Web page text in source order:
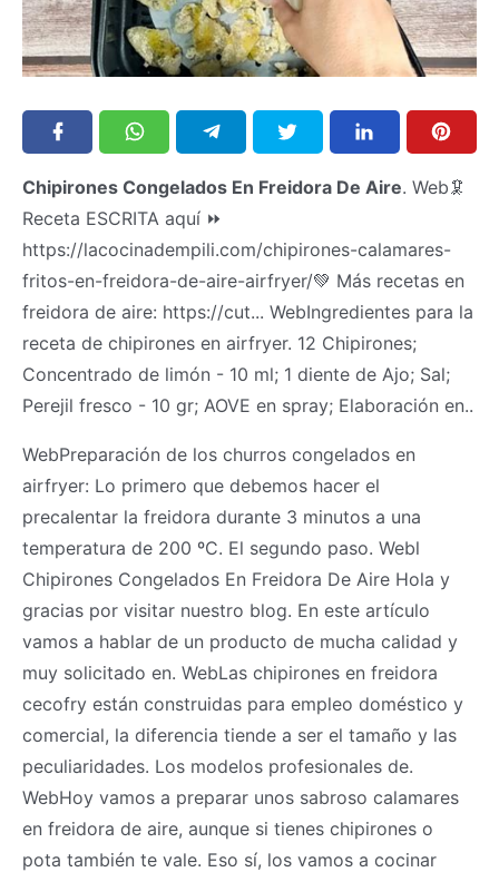
Chipirones Congelados En Freidora De Aire. Web🦑
Receta ESCRITA aquí ⏩
https://lacocinadempili.com/chipirones-calamares-
fritos-en-freidora-de-aire-airfryer/💚 Más recetas en
freidora de aire: https://cut... WebIngredientes para la
receta de chipirones en airfryer. 12 Chipirones;
Concentrado de limón - 10 ml; 1 diente de Ajo; Sal;
Perejil fresco - 10 gr; AOVE en spray; Elaboración en..
WebPreparación de los churros congelados en
airfryer: Lo primero que debemos hacer el
precalentar la freidora durante 3 minutos a una
temperatura de 200 ºC. El segundo paso. Webl
Chipirones Congelados En Freidora De Aire ️Hola y
gracias por visitar nuestro blog. En este artículo
vamos a hablar de un producto de mucha calidad y
muy solicitado en. WebLas chipirones en freidora
cecofry están construidas para empleo doméstico y
comercial, la diferencia tiende a ser el tamaño y las
peculiaridades. Los modelos profesionales de.
WebHoy vamos a preparar unos sabroso calamares
en freidora de aire, aunque si tienes chipirones o
pota también te vale. Eso sí, los vamos a cocinar